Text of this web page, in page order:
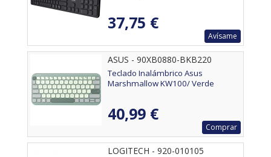
37,75 €
Avísame
ASUS - 90XB0880-BKB220
Teclado Inalámbrico Asus
Marshmallow KW100/ Verde
40,99 €
Comprar
LOGITECH - 920-010105